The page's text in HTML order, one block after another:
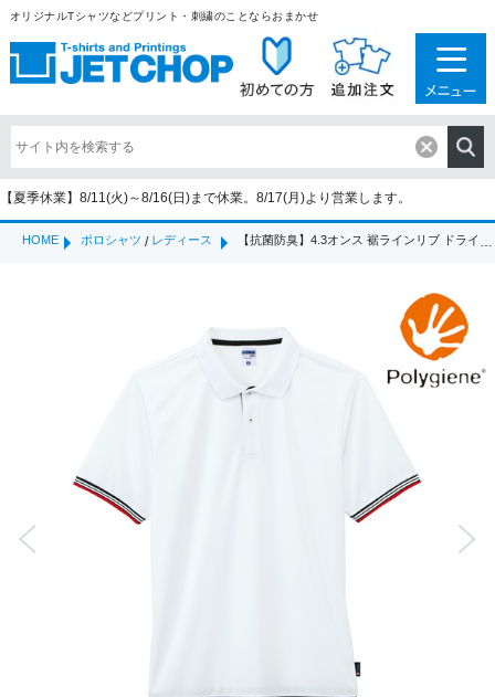
オリジナルTシャツなどプリント・刺繍のことならおまかせ
【夏季休業】8/11(火)～8/16(日)まで休業。8/17(月)より営業します。
HOME ポロシャツ / レディース 【抗菌防臭】4.3オンス 裾ラインリブ ドライポロシャツ(「ポリジン」加工)（MS-3122）